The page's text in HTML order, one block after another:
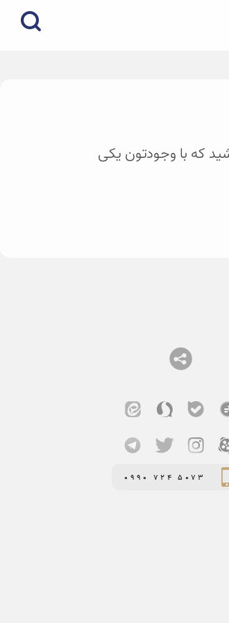
که با وجودتون یکی
0990 724 5073